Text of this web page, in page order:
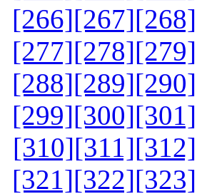
[266][267][268]
[277][278][279]
[288][289][290]
[299][300][301]
[310][311][312]
[321][322][323]